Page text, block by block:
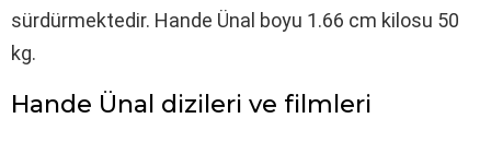
sürdürmektedir. Hande Ünal boyu 1.66 cm kilosu 50
kg.
Hande Ünal dizileri ve filmleri